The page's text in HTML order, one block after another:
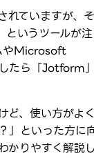
れていますが、そ
いうツールが注
やMicrosoft
たら「Jotform
ど、使い方がよ
」といった方に
かりやすく解説